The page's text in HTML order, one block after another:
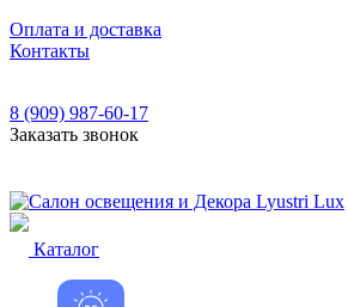
Оплата и доставка
Контакты
8 (909) 987-60-17
Заказать звонок
Каталог